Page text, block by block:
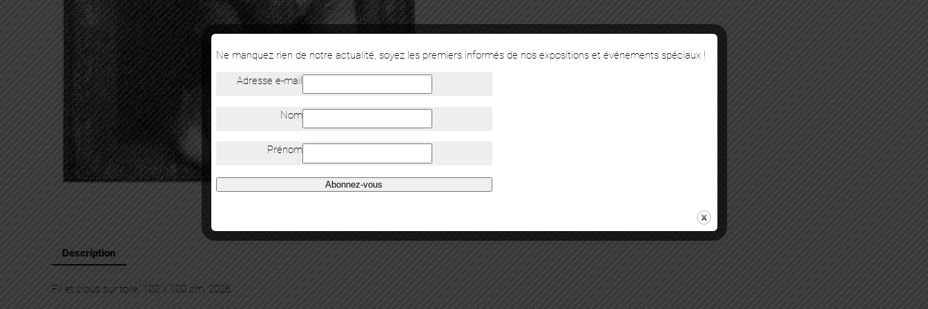
Description
Fil et clous sur toile, 100 x 100 cm, 2026
Ne manquez rien de notre actualité, soyez les premiers informés de nos expositions et événements spéciaux !
Adresse e-mail
Nom
Prénom
Abonnez-vous